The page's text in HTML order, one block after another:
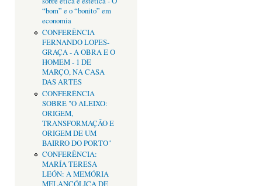
“bom” e o “bonito” em
economia
CONFERÊNCIA
FERNANDO LOPES-
GRAÇA - A OBRA E O
HOMEM - 1 DE
MARÇO, NA CASA
DAS ARTES
CONFERÊNCIA
SOBRE "O ALEIXO:
ORIGEM,
TRANSFORMAÇÃO E
ORIGEM DE UM
BAIRRO DO PORTO"
CONFERÊNCIA:
MARÍA TERESA
LEÓN: A MEMÓRIA
MELANCÓLICA DE